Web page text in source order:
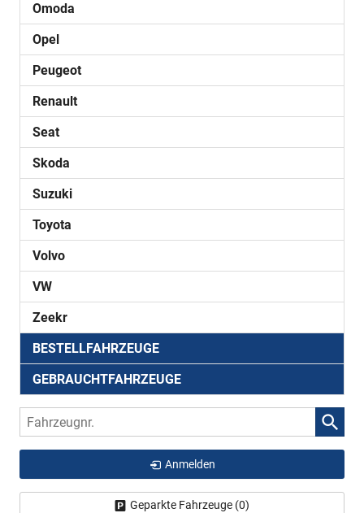
Omoda
Opel
Peugeot
Renault
Seat
Skoda
Suzuki
Toyota
Volvo
VW
Zeekr
BESTELLFAHRZEUGE
GEBRAUCHTFAHRZEUGE
Fahrzeugnr.
Anmelden
Geparkte Fahrzeuge (0)